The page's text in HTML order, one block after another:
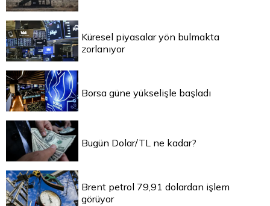
Küresel piyasalar yön bulmakta
zorlanıyor
Borsa güne yükselişle başladı
Bugün Dolar/TL ne kadar?
Brent petrol 79,91 dolardan işlem
görüyor